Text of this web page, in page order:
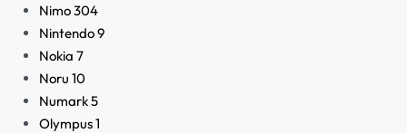
Nimo304
Nintendo9
Nokia 7
Noru 10
Numark5
Olympus1